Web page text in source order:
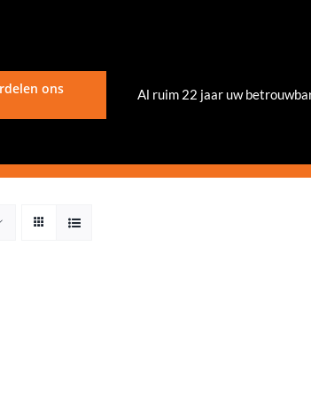
ons Al ruim 22 jaar uw